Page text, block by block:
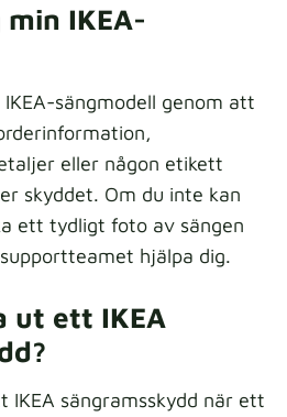
IKEA-
sängmodell genom att
eller någon etikett
skyddet. Om du inte kan
ett tydligt foto av sängen
hjälpa dig.
ut ett IKEA
IKEA sängramsskydd när ett